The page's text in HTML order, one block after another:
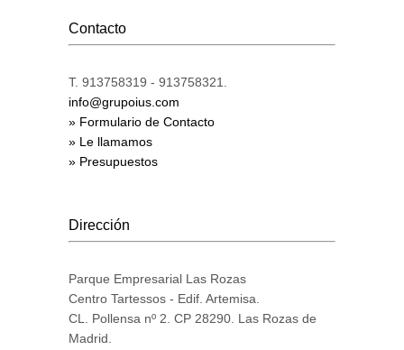
Contacto
T. 913758319 - 913758321.
info@grupoius.com
» Formulario de Contacto
» Le llamamos
» Presupuestos
Dirección
Parque Empresarial Las Rozas
Centro Tartessos - Edif. Artemisa.
CL. Pollensa nº 2. CP 28290. Las Rozas de
Madrid.